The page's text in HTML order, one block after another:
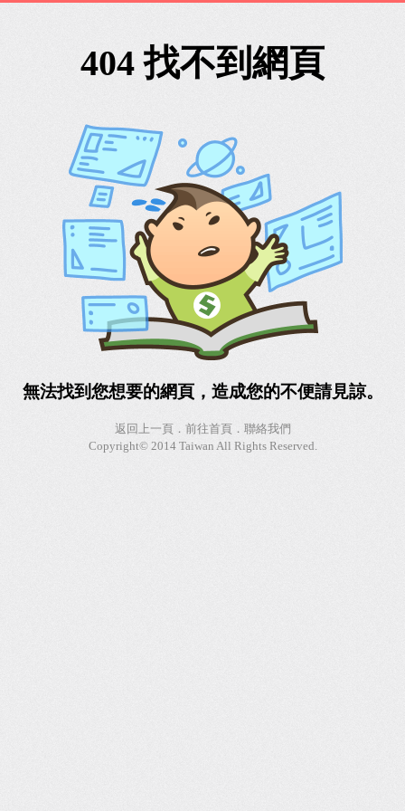
404 找不到網頁
無法找到您想要的網頁，造成您的不便請見諒。
返回上一頁． 前往首頁． 聯絡我們
Copyright© 2014 Taiwan All Rights Reserved.